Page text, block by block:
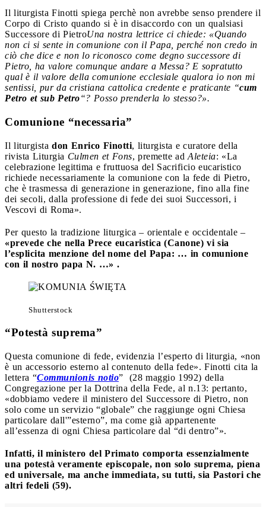
Il liturgista Finotti spiega perchè non avrebbe senso prendere il
Corpo di Cristo quando si è in disaccordo con un qualsiasi
Successore di PietroUna nostra lettrice ci chiede: «Quando
non ci si sente in comunione con il Papa, perché non credo in
ciò che dice e non lo riconosco come degno successore di
Pietro, ha valore comunque andare a Messa? E sopratutto
qual è il valore della comunione ecclesiale qualora io non mi
sentissi, pur da cristiana cattolica credente e praticante “cum
Petro et sub Petro“? Posso prenderla lo stesso?».
Comunione “necessaria”
Il liturgista don Enrico Finotti, liturgista e curatore della
rivista Liturgia Culmen et Fons, premette ad Aleteia: «La
celebrazione legittima e fruttuosa del Sacrificio eucaristico
richiede necessariamente la comunione con la fede di Pietro,
che è trasmessa di generazione in generazione, fino alla fine
dei secoli, dalla professione di fede dei suoi Successori, i
Vescovi di Roma».
Per questo la tradizione liturgica – orientale e occidentale –
«prevede che nella Prece eucaristica (Canone) vi sia
l’esplicita menzione del nome del Papa: … in comunione
con il nostro papa N. …» .
Shutterstock
“Potestà suprema”
Questa comunione di fede, evidenzia l’esperto di liturgia, «non
è un accessorio esterno al contenuto della fede». Finotti cita la
lettera “Communionis notio” (28 maggio 1992) della
Congregazione per la Dottrina della Fede, al n.13: pertanto,
«dobbiamo vedere il ministero del Successore di Pietro, non
solo come un servizio “globale” che raggiunge ogni Chiesa
particolare dall'”esterno”, ma come già appartenente
all’essenza di ogni Chiesa particolare dal “di dentro”».
Infatti, il ministero del Primato comporta essenzialmente
una potestà veramente episcopale, non solo suprema, piena
ed universale, ma anche immediata, su tutti, sia Pastori che
altri fedeli (59).